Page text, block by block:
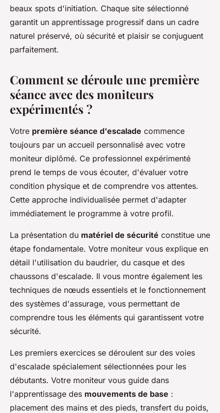
beaux spots d'initiation. Chaque site sélectionné
garantit un apprentissage progressif dans un cadre
naturel préservé, où sécurité et plaisir se conjuguent
parfaitement.
Comment se déroule une première
séance avec des moniteurs
expérimentés ?
Votre première séance d'escalade commence
toujours par un accueil personnalisé avec votre
moniteur diplômé. Ce professionnel expérimenté
prend le temps de vous écouter, d'évaluer votre
condition physique et de comprendre vos attentes.
Cette approche individualisée permet d'adapter
immédiatement le programme à votre profil.
La présentation du matériel de sécurité constitue une
étape fondamentale. Votre moniteur vous explique en
détail l'utilisation du baudrier, du casque et des
chaussons d'escalade. Il vous montre également les
techniques de nœuds essentiels et le fonctionnement
des systèmes d'assurage, vous permettant de
comprendre tous les éléments qui garantissent votre
sécurité.
Les premiers exercices se déroulent sur des voies
d'escalade spécialement sélectionnées pour les
débutants. Votre moniteur vous guide dans
l'apprentissage des mouvements de base :
placement des mains et des pieds, transfert du poids,